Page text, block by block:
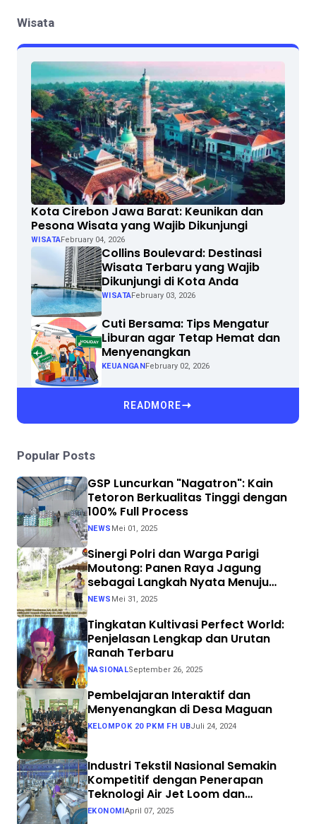
Wisata
Kota Cirebon Jawa Barat: Keunikan dan
Pesona Wisata yang Wajib Dikunjungi
WISATAFebruary 04, 2026
Collins Boulevard: Destinasi
Wisata Terbaru yang Wajib
Dikunjungi di Kota Anda
WISATAFebruary 03, 2026
Cuti Bersama: Tips Mengatur
Liburan agar Tetap Hemat dan
Menyenangkan
KEUANGANFebruary 02, 2026
READMORE
Popular Posts
GSP Luncurkan "Nagatron": Kain
Tetoron Berkualitas Tinggi dengan
100% Full Process
NEWS Mei 01, 2025
Sinergi Polri dan Warga Parigi
Moutong: Panen Raya Jagung
sebagai Langkah Nyata Menuju
Swasembada Pangan
NEWS Mei 31, 2025
Tingkatan Kultivasi Perfect World:
Penjelasan Lengkap dan Urutan
Ranah Terbaru
NASIONALSeptember 26, 2025
Pembelajaran Interaktif dan
Menyenangkan di Desa Maguan
KELOMPOK 20 PKM FH UBJuli 24, 2024
Industri Tekstil Nasional Semakin
Kompetitif dengan Penerapan
Teknologi Air Jet Loom dan
Continuous Dyeing di CV. Garuda
EKONOMIApril 07, 2025